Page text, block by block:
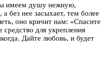
имеем душу нежную,
без нее засыхает, тем более
оно кричит нам: «Спасите
для укрепления
Дайте любовь, и будет